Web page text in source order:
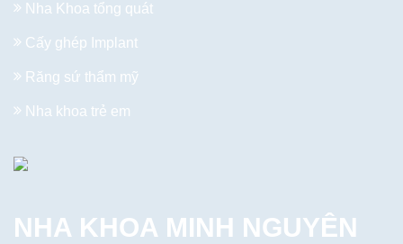
Nha Khoa tổng quát
Cấy ghép Implant
Răng sứ thẩm mỹ
Nha khoa trẻ em
NHA KHOA MINH NGUYÊN